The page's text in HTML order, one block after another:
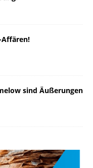
Affären!
sind Äußerungen